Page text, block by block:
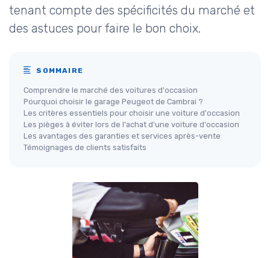
tenant compte des spécificités du marché et
des astuces pour faire le bon choix.
SOMMAIRE
Comprendre le marché des voitures d'occasion
Pourquoi choisir le garage Peugeot de Cambrai ?
Les critères essentiels pour choisir une voiture d'occasion
Les pièges à éviter lors de l'achat d'une voiture d'occasion
Les avantages des garanties et services après-vente
Témoignages de clients satisfaits